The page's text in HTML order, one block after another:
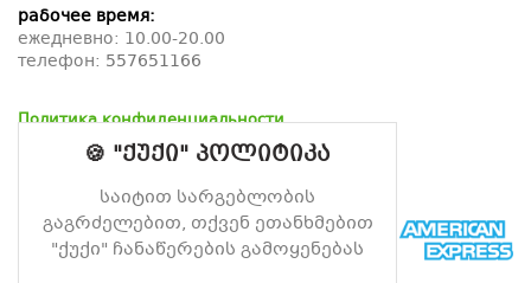
рабочее время:
ежедневно: 10.00-20.00
телефон: 557651166
Политика конфиденциальности
Политика возврата
Политика доставки
🍪 "ქუქი" პოლიტიკა
საიტით სარგებლობის
გაგრძელებით, თქვენ ეთანხმებით
"ქუქი" ჩანაწერების გამოყენებას